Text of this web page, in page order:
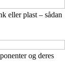
eller plast – sådan
og deres